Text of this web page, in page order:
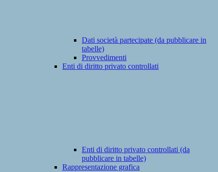
Dati società partecipate (da pubblicare in
tabelle)
Provvedimenti
Enti di diritto privato controllati
Enti di diritto privato controllati (da
pubblicare in tabelle)
Rappresentazione grafica